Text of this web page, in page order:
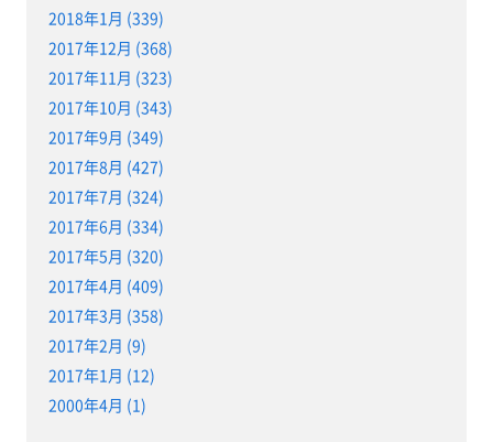
2018年1月 (339)
2017年12月 (368)
2017年11月 (323)
2017年10月 (343)
2017年9月 (349)
2017年8月 (427)
2017年7月 (324)
2017年6月 (334)
2017年5月 (320)
2017年4月 (409)
2017年3月 (358)
2017年2月 (9)
2017年1月 (12)
2000年4月 (1)